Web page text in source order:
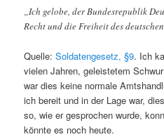
„Ich gelobe, der Bundesrepublik
Recht und die Freiheit des
Quelle:Soldatengesetz, §9. Ich
vielen Jahren, geleistetem
war dies keine normale
ich bereit und in der Lage war,
so, wie er gesprochen wurde,
könnte es noch heute.